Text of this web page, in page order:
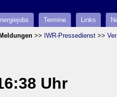
Termine Links
>> IWR-Pressedienst >>
Uhr